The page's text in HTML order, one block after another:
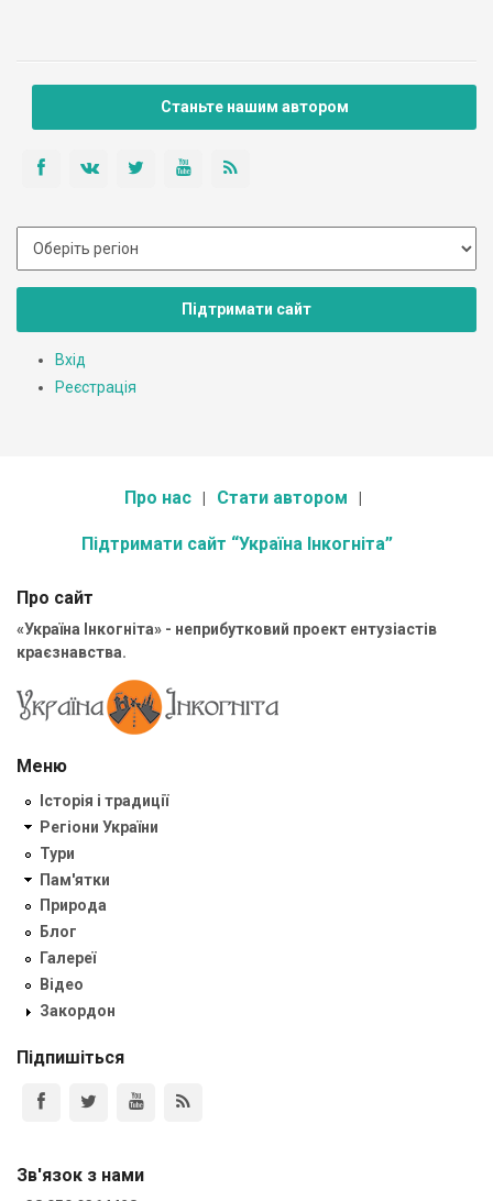
Станьте нашим автором
Підтримати сайт
Вхід
Реєстрація
Про нас Стати автором
Підтримати сайт “Україна Інкогніта”
Про сайт
«Україна Інкогніта» - неприбутковий проект ентузіастів
краєзнавства.
Меню
Історія і традиції
Регіони України
Тури
Пам'ятки
Природа
Блог
Галереї
Відео
Закордон
Підпишіться
Зв'язок з нами